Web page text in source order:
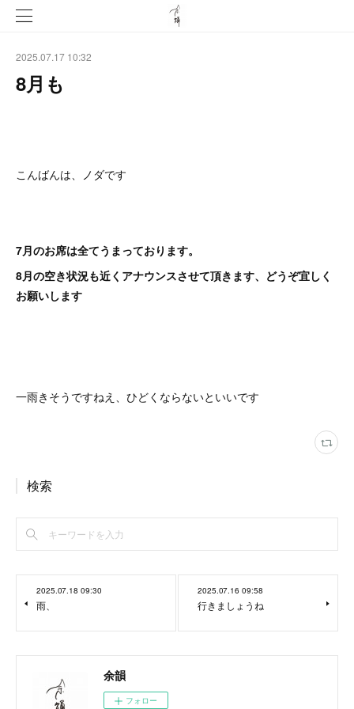
2025.07.17 10:32
8月も
こんばんは、ノダです
7月のお席は全てうまっております。
8月の空き状況も近くアナウンスさせて頂きます、どうぞ宜しく
お願いします
一雨きそうですねえ、ひどくならないといいです
検索
2025.07.18 09:30
雨、
2025.07.16 09:58
行きましょうね
余韻
フォロー